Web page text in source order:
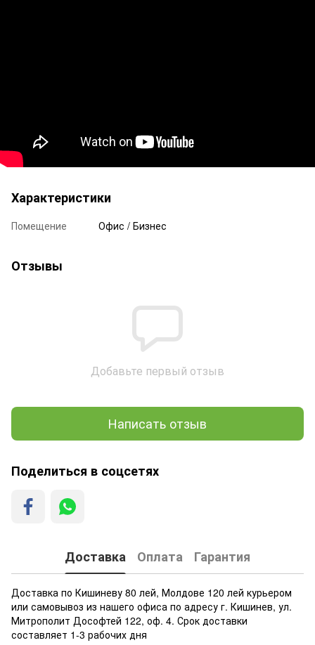
Характеристики
Помещение Офис / Бизнес
Отзывы
Добавьте первый отзыв
Написать отзыв
Поделиться в соцсетях
Доставка Оплата Гарантия
Доставка по Кишиневу 80 лей, Молдове 120 лей курьером
или самовывоз из нашего офиса по адресу г. Кишинев, ул.
Митрополит Дософтей 122, оф. 4. Срок доставки
составляет 1-3 рабочих дня